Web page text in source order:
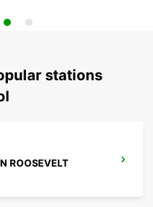
stations
ROOSEVELT